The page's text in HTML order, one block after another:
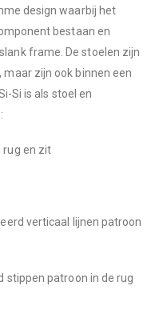
design waarbij het
bestaan en
frame. De stoelen zijn
zijn ook binnen een
Si is als stoel en
rug en zit
verticaal lijnen patroon
stippen patroon in de rug